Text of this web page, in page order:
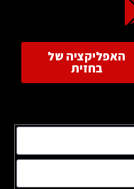
האפליקציה של
בחזית